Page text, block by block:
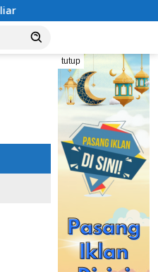
Gandeng Bidan Sean, SMSI
tutup